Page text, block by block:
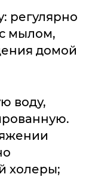
регулярно
мылом,
домой
воду,
холеры;